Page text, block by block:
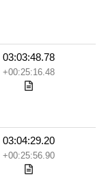
03:03:48.78
+00:25:16.48
03:04:29.20
+00:25:56.90